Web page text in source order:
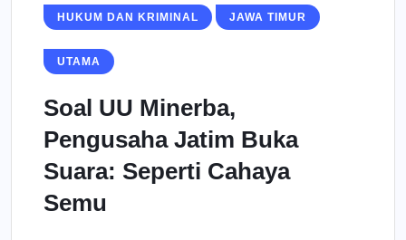
HUKUM DAN KRIMINAL JAWA TIMUR
UTAMA
Soal UU Minerba,
Pengusaha Jatim Buka
Suara: Seperti Cahaya
Semu